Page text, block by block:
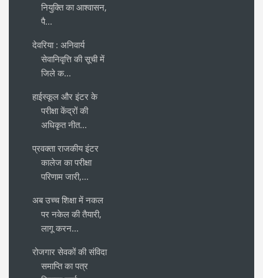
नियुक्ति का आश्वासन,
पै...
देवरिया : अनिवार्य
सेवानिवृत्ति की सूची में
जिले क...
हाईस्कूल और इंटर के
परीक्षा केंद्रों की
अधिकृत नीत...
प्रवक्ता राजकीय इंटर
कालेज का परीक्षा
परिणाम जारी,...
अब उच्च शिक्षा में नकल
पर नकेल की तैयारी,
लागू करन...
रोजगार सेवकों की संविदा
समाप्ति का पत्र